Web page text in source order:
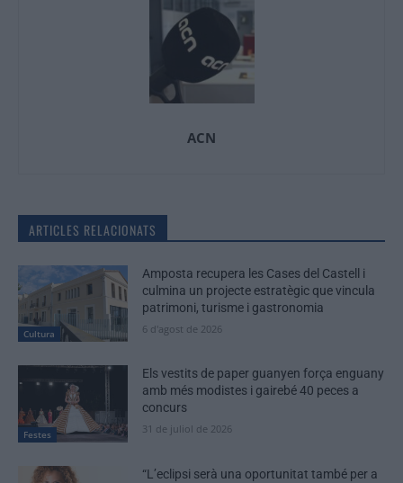
ACN
ARTICLES RELACIONATS
Cultura
Amposta recupera les Cases del Castell i
culmina un projecte estratègic que vincula
patrimoni, turisme i gastronomia
6 d'agost de 2026
Festes
Els vestits de paper guanyen força enguany
amb més modistes i gairebé 40 peces a
concurs
31 de juliol de 2026
“L’eclipsi serà una oportunitat també per a